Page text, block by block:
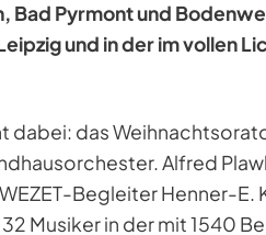
Bad Pyrmont und
und in der im vollen
dabei: das
Alfred
Begleiter Henner-
Musiker in der mit 1540